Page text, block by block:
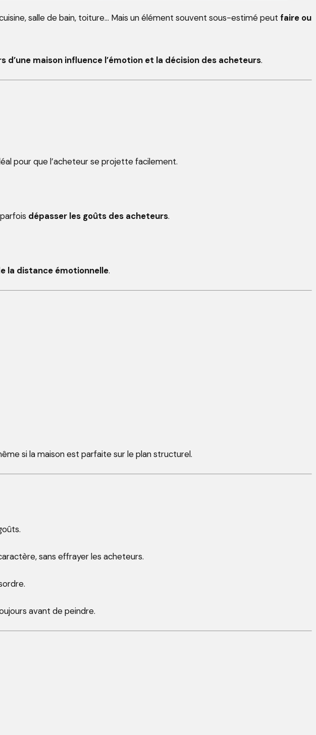
salle de bain, toiture… Mais un élément souvent sous-estimé peut faire ou
d’une maison influence l’émotion et la décision des acheteurs.
pour que l’acheteur se projette facilement.
dépasser les goûts des acheteurs.
la distance émotionnelle.
si la maison est parfaite sur le plan structurel.
sans effrayer les acheteurs.
avant de peindre.